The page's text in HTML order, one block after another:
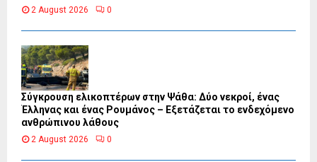
2 August 2026 0
Σύγκρουση ελικοπτέρων στην Ψάθα: Δύο νεκροί, ένας
Έλληνας και ένας Ρουμάνος – Εξετάζεται το ενδεχόμενο
ανθρώπινου λάθους
2 August 2026 0